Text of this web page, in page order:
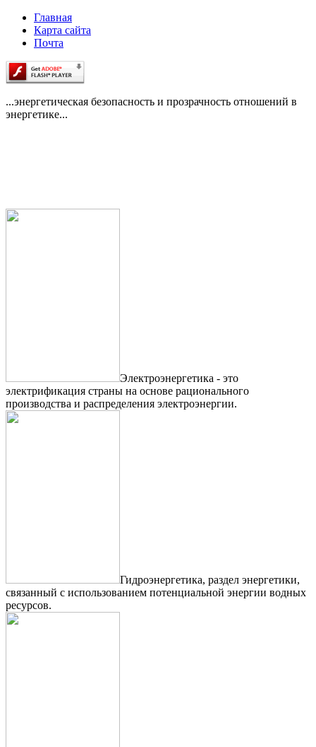
Главная
Карта сайта
Почта
...энергетическая безопасность и прозрачность отношений в
энергетике...
Электроэнергетика - это
электрификация страны на основе рационального
производства и распределения электроэнергии.
Гидроэнергетика, раздел энергетики,
связанный с использованием потенциальной энергии водных
ресурсов.